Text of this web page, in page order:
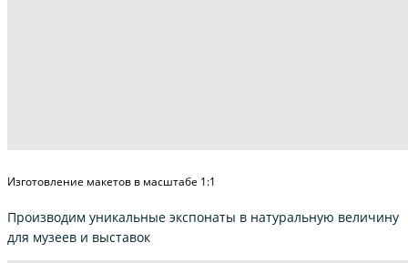
Изготовление макетов в масштабе 1:1
Производим уникальные экспонаты в натуральную величину
для музеев и выставок